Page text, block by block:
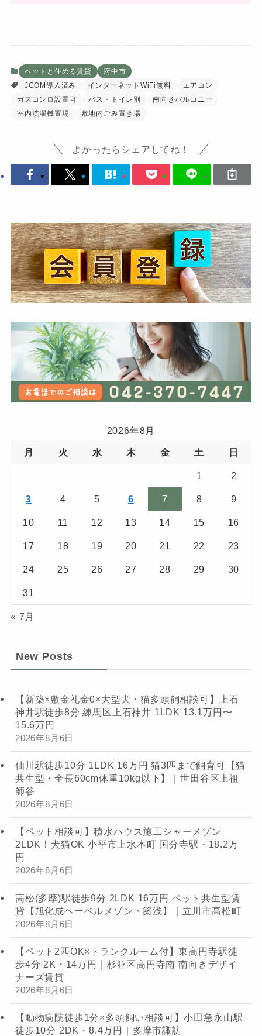
ペットと住める賃貸
府中市
JCOM導入済み
インターネットWiFi無料
エアコン
ガスコンロ設置可
バス・トイレ別
南向きバルコニー
室内洗濯機置場
敷地内ごみ置き場
よかったらシェアしてね！
2026年8月
月 火 水 木 金 土 日
1 2
3 4 5 6 7 8 9
10 11 12 13 14 15 16
17 18 19 20 21 22 23
24 25 26 27 28 29 30
31
« 7月
New Posts
【新築×敷金礼金0×大型犬・猫多頭飼相談可】上石
神井駅徒歩8分 練馬区上石神井 1LDK 13.1万円〜
15.6万円
2026年8月6日
仙川駅徒歩10分 1LDK 16万円 猫3匹まで飼育可【猫
共生型・全長60cm体重10kg以下】｜世田谷区上祖
師谷
2026年8月6日
【ペット相談可】積水ハウス施工シャーメゾン
2LDK！犬猫OK 小平市上水本町 国分寺駅・18.2万
円
2026年8月6日
高松(多摩)駅徒歩9分 2LDK 16万円 ペット共生型賃
貸【旭化成ヘーベルメゾン・築浅】｜立川市高松町
2026年8月6日
【ペット2匹OK×トランクルーム付】東高円寺駅徒
歩4分 2K・14万円｜杉並区高円寺南 南向きデザイ
ナーズ賃貸
2026年8月6日
【動物病院徒歩1分×多頭飼い相談可】小田急永山駅
徒歩10分 2DK・8.4万円｜多摩市諏訪